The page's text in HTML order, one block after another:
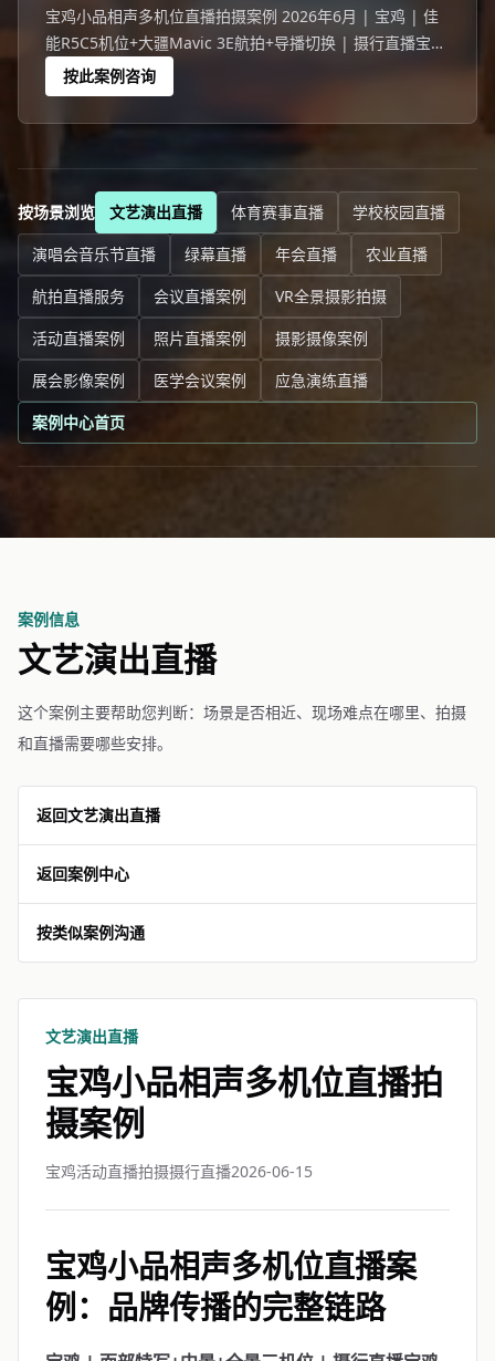
宝鸡小品相声多机位直播拍摄案例 2026年6月 | 宝鸡 | 佳
能R5C5机位+大疆Mavic 3E航拍+导播切换 | 摄行直播宝鸡
团队 宝鸡一场767人的小品相声活动，线下观众座无虚席，
线上14968人同步观看。
按此案例咨询
按场景浏览 文艺演出直播 体育赛事直播
学校校园直播
演唱会音乐节直播
绿幕直播 年会直播
农业直播
航拍直播服务
会议直播案例
VR全景摄影拍摄
活动直播案例
照片直播案例
摄影摄像案例
展会影像案例
医学会议案例
应急演练直播
案例中心首页
案例信息
文艺演出直播
这个案例主要帮助您判断：场景是否相近、现场难点在哪里、拍摄
和直播需要哪些安排。
返回文艺演出直播
返回案例中心
按类似案例沟通
文艺演出直播
宝鸡小品相声多机位直播拍
摄案例
宝鸡活动直播拍摄摄行直播2026-06-15
宝鸡小品相声多机位直播案
例：品牌传播的完整链路